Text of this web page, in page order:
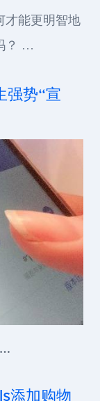
才能更明智地
？ …
强势“宣
…
添加购物